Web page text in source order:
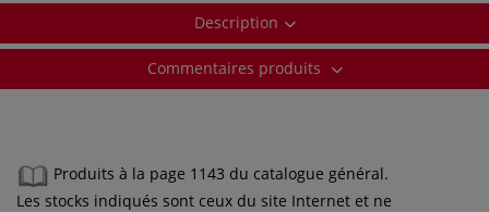
Description
Commentaires produits
Produits à la page 1143 du catalogue général.
Les stocks indiqués sont ceux du site Internet et ne